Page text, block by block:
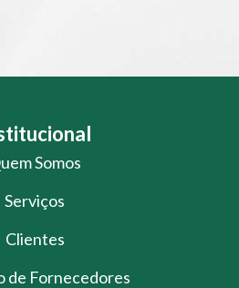
Somos
Serviços
Clientes
de Fornecedores